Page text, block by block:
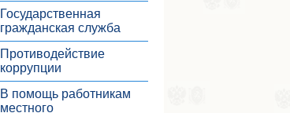
Государственная
гражданская служба
Противодействие
коррупции
В помощь работникам
местного